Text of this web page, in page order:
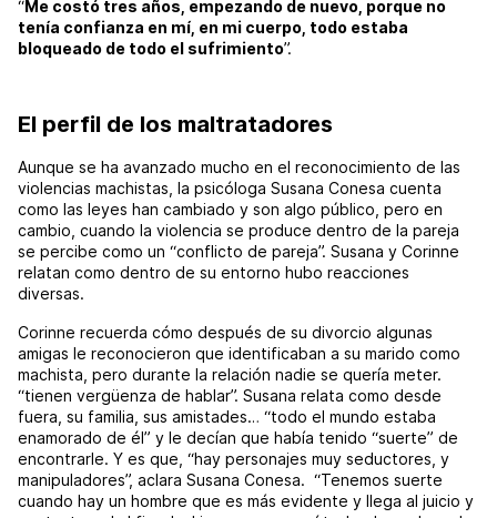
“Me costó tres años, empezando de nuevo, porque no
tenía confianza en mí, en mi cuerpo, todo estaba
bloqueado de todo el sufrimiento”.
El perfil de los maltratadores
Aunque se ha avanzado mucho en el reconocimiento de las
violencias machistas, la psicóloga Susana Conesa cuenta
como las leyes han cambiado y son algo público, pero en
cambio, cuando la violencia se produce dentro de la pareja
se percibe como un “conflicto de pareja”. Susana y Corinne
relatan como dentro de su entorno hubo reacciones
diversas.
Corinne recuerda cómo después de su divorcio algunas
amigas le reconocieron que identificaban a su marido como
machista, pero durante la relación nadie se quería meter.
“tienen vergüenza de hablar”. Susana relata como desde
fuera, su familia, sus amistades… “todo el mundo estaba
enamorado de él” y le decían que había tenido “suerte” de
encontrarle. Y es que, “hay personajes muy seductores, y
manipuladores”, aclara Susana Conesa. “Tenemos suerte
cuando hay un hombre que es más evidente y llega al juicio y